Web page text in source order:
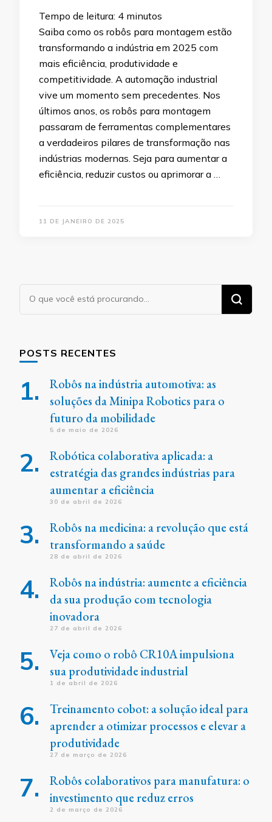
Tempo de leitura: 4 minutos
Saiba como os robôs para montagem estão
transformando a indústria em 2025 com
mais eficiência, produtividade e
competitividade. A automação industrial
vive um momento sem precedentes. Nos
últimos anos, os robôs para montagem
passaram de ferramentas complementares
a verdadeiros pilares de transformação nas
indústrias modernas. Seja para aumentar a
eficiência, reduzir custos ou aprimorar a …
11 DE JANEIRO DE 2025
Procurando
algo?
POSTS RECENTES
Robôs na indústria automotiva: as
soluções da Minipa Robotics para o
futuro da mobilidade
5 de maio de 2026
Robótica colaborativa aplicada: a
estratégia das grandes indústrias para
aumentar a eficiência
30 de abril de 2026
Robôs na medicina: a revolução que está
transformando a saúde
28 de abril de 2026
Robôs na indústria: aumente a eficiência
da sua produção com tecnologia
inovadora
27 de abril de 2026
Veja como o robô CR10A impulsiona
sua produtividade industrial
1 de abril de 2026
Treinamento cobot: a solução ideal para
aprender a otimizar processos e elevar a
produtividade
27 de março de 2026
Robôs colaborativos para manufatura: o
investimento que reduz erros
2 de março de 2026